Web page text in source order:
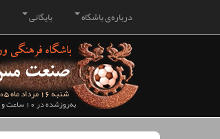
بایگانی درباره‌ی باشگاه
شنبه 16 مرداد ماه 1405
به‌روزشده در 10 ساعت و 38 دقیقه قبل